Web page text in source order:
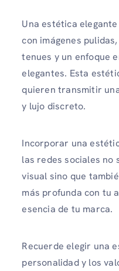
Una estética
con imágenes
tenues y un enfoque
elegantes. Esta
quieren transmitir
y lujo discreto.
Incorporar una
las redes sociales no
visual sino que
más profunda con tu
esencia de tu marca.
Recuerde elegir una
personalidad y los